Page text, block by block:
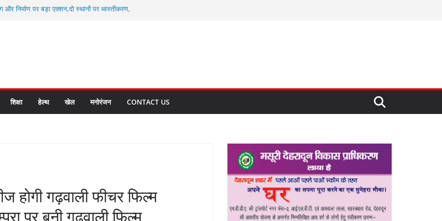
और निर्माण पर बड़ा एक्शन,दो स्थानों पर ध्वस्तीकरण,
टू ग्लोबल’ के संकल्प को आगे बढ़ा रही उत्तराखंड
के पदक विजेताओं और प्रशिक्षकों को
क्रीड़ा विश्वविद्यालय गौलापार के निर्माण कार्यों की
शिक्षा हेल्थ खेल मनोरंजन CONTACT US
होगी गढ़वाली फीचर फिल्म
पर बनी गढ़वाली फिल्म